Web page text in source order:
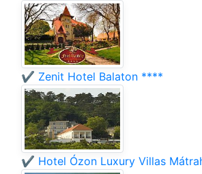
✔️ Zenit Hotel Balaton ****
✔️ Hotel Ózon Luxury Villas